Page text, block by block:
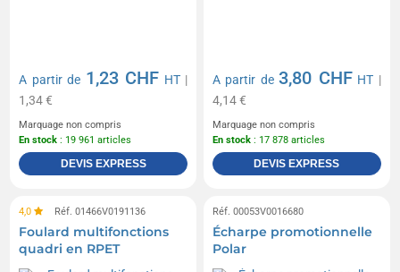
A partir de 1,23 CHF HT|
1,34 €
Marquage non compris
En stock : 19 961 articles
DEVIS EXPRESS
A partir de3,80 CHF HT |
4,14 €
Marquage non compris
En stock : 17 878 articles
DEVIS EXPRESS
4,0 Réf. 01466V0191136
Foulard multifonctions
quadri en RPET
Réf. 00053V0016680
Écharpe promotionnelle
Polar